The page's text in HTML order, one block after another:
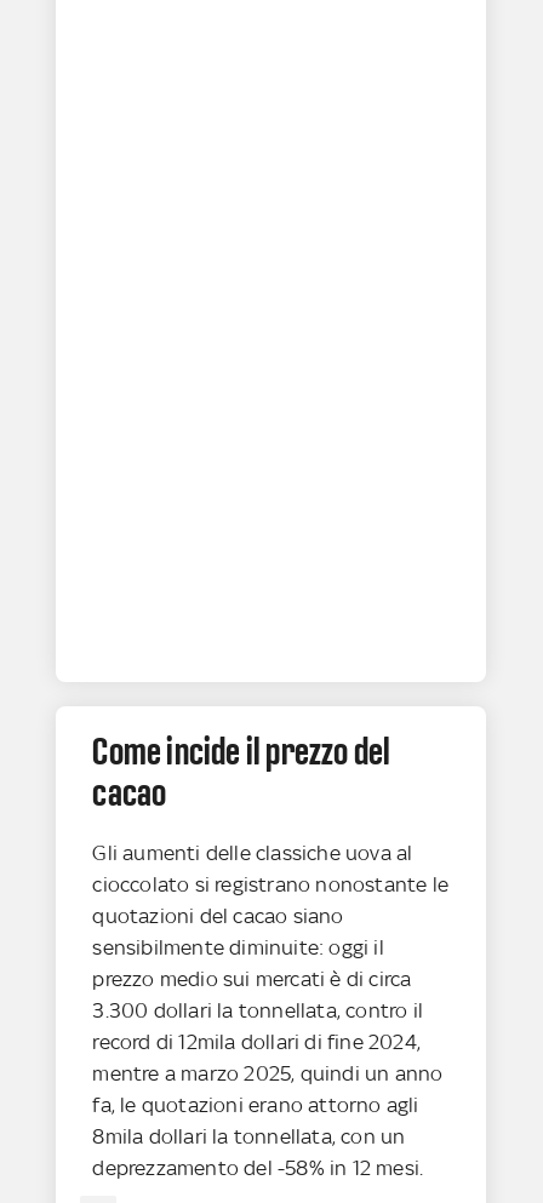
Come incide il prezzo del
cacao
Gli aumenti delle classiche uova al
cioccolato si registrano nonostante le
quotazioni del cacao siano
sensibilmente diminuite: oggi il
prezzo medio sui mercati è di circa
3.300 dollari la tonnellata, contro il
record di 12mila dollari di fine 2024,
mentre a marzo 2025, quindi un anno
fa, le quotazioni erano attorno agli
8mila dollari la tonnellata, con un
deprezzamento del -58% in 12 mesi.